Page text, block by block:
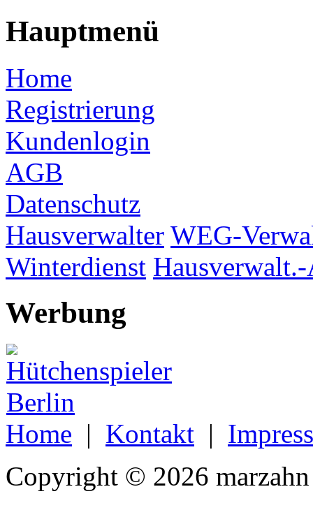
Hauptmenü
Home
Registrierung
Kundenlogin
AGB
Datenschutz
Hausverwalter WEG-
Winterdienst
Werbung
Home | Kontakt |
Copyright © 2026